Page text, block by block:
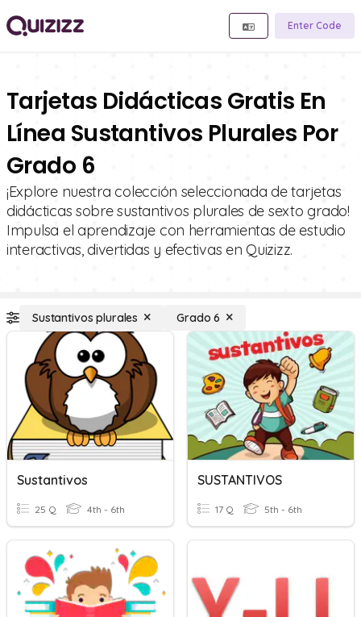
Enter Code
Tarjetas Didácticas Gratis En
Línea Sustantivos Plurales Por
Grado 6
¡Explore nuestra colección seleccionada de tarjetas
didácticas sobre sustantivos plurales de sexto grado!
Impulsa el aprendizaje con herramientas de estudio
interactivas, divertidas y efectivas en Quizizz.
Sustantivos plurales Grado 6
Sustantivos
25 Q 4th - 6th
SUSTANTIVOS
17 Q 5th - 6th